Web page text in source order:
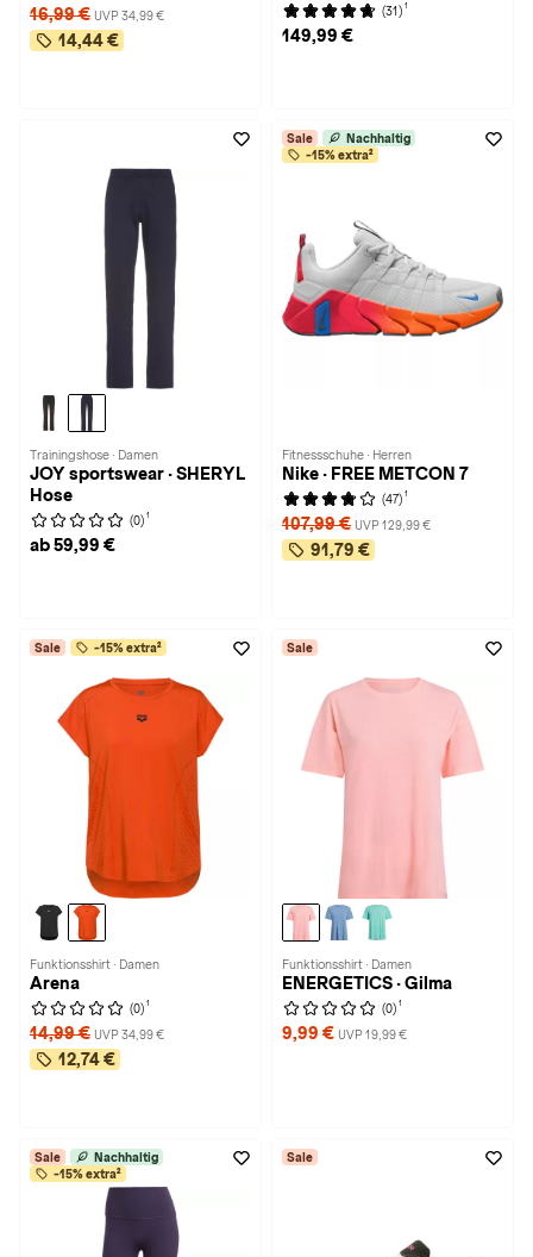
16,99 € UVP 34,99 €
14,44 €
(31) 1
149,99 €
Trainingshose · Damen
JOY sportswear · SHERYL
Hose
(0) 1
ab 59,99 €
Sale
Nachhaltig
-15% extra²
Fitnessschuhe · Herren
Nike · FREE METCON 7
(47) 1
107,99 € UVP 129,99 €
91,79 €
Sale -15% extra²
Funktionsshirt · Damen
Arena
(0) 1
14,99 € UVP 34,99 €
12,74 €
Sale
Funktionsshirt · Damen
ENERGETICS · Gilma
(0) 1
9,99 € UVP 19,99 €
Sale
Nachhaltig
-15% extra²
Sale